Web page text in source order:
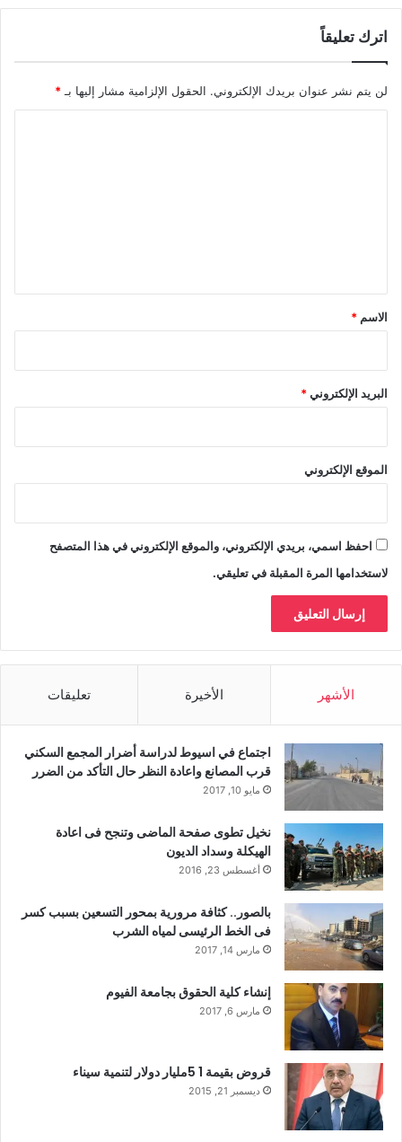
اترك تعليقاً
لن يتم نشر عنوان بريدك الإلكتروني. الحقول الإلزامية مشار إليها بـ*
*
الاسم *
البريد الإلكتروني*
الموقع الإلكتروني
احفظ اسمي، بريدي الإلكتروني، والموقع الإلكتروني في هذا المتصفح
لاستخدامها المرة المقبلة في تعليقي.
الأشهر الأخيرة تعليقات
اجتماع في اسيوط لدراسة أضرار المجمع السكني
قرب المصانع واعادة النظر حال التأكد من الضرر
مايو 10, 2017
نخيل تطوى صفحة الماضى وتنجح فى اعادة
الهيكلة وسداد الديون
أغسطس 23, 2016
بالصور.. كثافة مرورية بمحور التسعين بسبب كسر
فى الخط الرئيسى لمياه الشرب
مارس 14, 2017
إنشاء كلية الحقوق بجامعة الفيوم
مارس 6, 2017
قروض بقيمة 1 5مليار دولار لتنمية سيناء
ديسمبر 21, 2015